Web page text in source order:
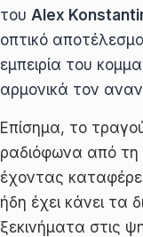
του Alex
οπτικό
εμπειρία του
αρμονικά τον
Επίσημα, το
ραδιόφωνα από τη
έχοντας
ήδη έχει κάνει τα
ξεκινήματα στις